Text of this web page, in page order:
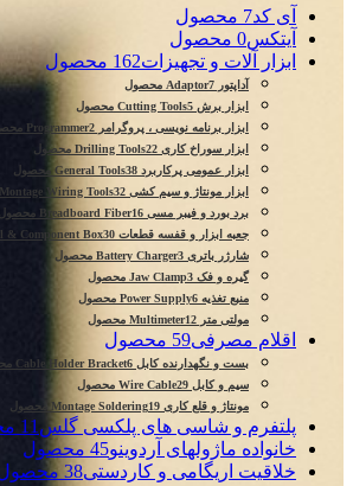
آی کد7 محصول
آیتکس0 محصول
ابزار آلات و تجهیزات162 محصول
آداپتور Adaptor 7 محصول
ابزار برش Cutting Tools 5 محصول
ابزار برنامه نویسی ، پروگرامر Programmer 2 محصول
ابزار سوراخ کاری Drilling Tools 22 محصول
ابزار عمومی پرکاربرد General Tools 38 محصول
ابزار مونتاژ و سیم کشی Montage Wiring Tools 32 محصول
برد بورد و فیبر مسی Breadboard Fiber 16 محصول
جعبه ابزار و قفسه قطعات Tool & Component Box 30 محصول
شارژر باتری Battery Charger 3 محصول
گیره و فک Jaw Clamp 3 محصول
منبع تغذیه Power Supply 6 محصول
مولتی متر Multimeter 12 محصول
اقلام مصرفی59 محصول
بست و نگهدارنده کابل Cable Holder Bracket 6 محصول
سیم و کابل Wire Cable 29 محصول
مونتاژ و قلع کاری Montage Soldering 19 محصول
پلتفرم و شاسی های پلکسی گلس 11 محصول
خانواده ماژولهای آردوینو45 محصول
خلاقیت اریگامی و کاردستی38 محصول